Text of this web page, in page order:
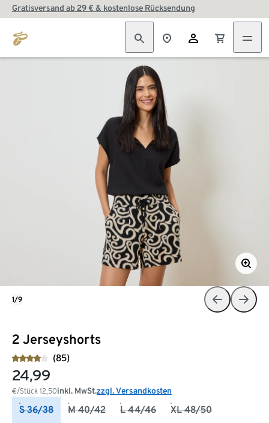
Gratisversand ab 29 € & kostenlose Rücksendung
2 Jerseyshorts
(85)
24,99
€/Stück 12,50inkl. MwSt.zzgl. Versandkosten
S 36/38 M 40/42 L 44/46 XL 48/50
1/9